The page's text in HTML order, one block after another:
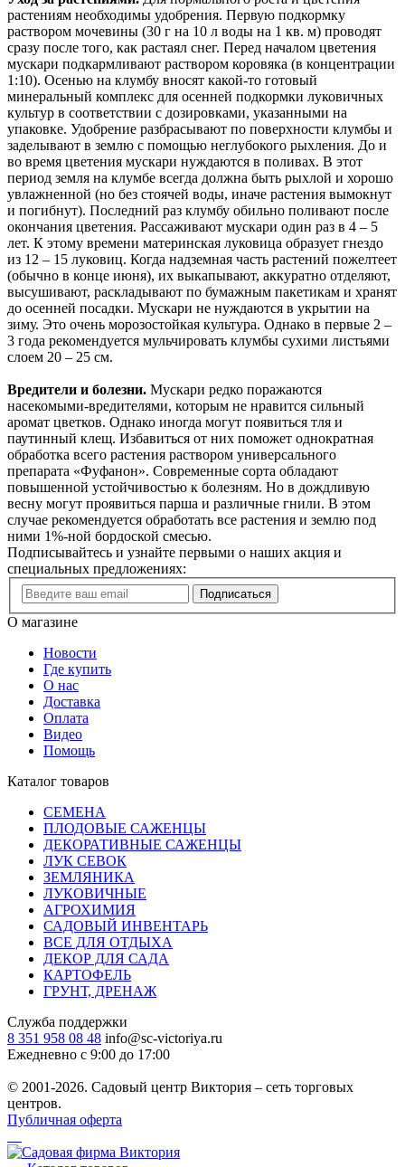
растениям необходимы удобрения. Первую подкормку
раствором мочевины (30 г на 10 л воды на 1 кв. м) проводят
сразу после того, как растаял снег. Перед началом цветения
мускари подкармливают раствором коровяка (в концентрации
1:10). Осенью на клумбу вносят какой-то готовый
минеральный комплекс для осенней подкормки луковичных
культур в соответствии с дозировками, указанными на
упаковке. Удобрение разбрасывают по поверхности клумбы и
заделывают в землю с помощью неглубокого рыхления. До и
во время цветения мускари нуждаются в поливах. В этот
период земля на клумбе всегда должна быть рыхлой и хорошо
увлажненной (но без стоячей воды, иначе растения вымокнут
и погибнут). Последний раз клумбу обильно поливают после
окончания цветения. Рассаживают мускари один раз в 4 – 5
лет. К этому времени материнская луковица образует гнездо
из 12 – 15 луковиц. Когда надземная часть растений пожелтеет
(обычно в конце июня), их выкапывают, аккуратно отделяют,
высушивают, раскладывают по бумажным пакетикам и хранят
до осенней посадки. Мускари не нуждаются в укрытии на
зиму. Это очень морозостойкая культура. Однако в первые 2 –
3 года рекомендуется мульчировать клумбы сухими листьями
слоем 20 – 25 см.
Вредители и болезни. Мускари редко поражаются
насекомыми-вредителями, которым не нравится сильный
аромат цветков. Однако иногда могут появиться тля и
паутинный клещ. Избавиться от них поможет однократная
обработка всего растения раствором универсального
препарата «Фуфанон». Современные сорта обладают
повышенной устойчивостью к болезням. Но в дождливую
весну могут проявиться парша и различные гнили. В этом
случае рекомендуется обработать все растения и землю под
ними 1%-ной бордоской смесью.
Подписывайтесь и узнайте первыми о наших акция и
специальных предложениях:
Подписаться
О магазине
Новости
Где купить
О нас
Доставка
Оплата
Видео
Помощь
Каталог товаров
СЕМЕНА
ПЛОДОВЫЕ САЖЕНЦЫ
ДЕКОРАТИВНЫЕ САЖЕНЦЫ
ЛУК СЕВОК
ЗЕМЛЯНИКА
ЛУКОВИЧНЫЕ
АГРОХИМИЯ
САДОВЫЙ ИНВЕНТАРЬ
ВСЕ ДЛЯ ОТДЫХА
ДЕКОР ДЛЯ САДА
КАРТОФЕЛЬ
ГРУНТ, ДРЕНАЖ
Служба поддержки
8 351 958 08 48 info@sc-victoriya.ru
Ежедневно с 9:00 до 17:00
© 2001-2026. Садовый центр Виктория – сеть торговых
центров.
Публичная оферта